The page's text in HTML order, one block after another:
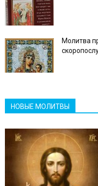
Молитва
НОВЫЕ МОЛИТВЫ